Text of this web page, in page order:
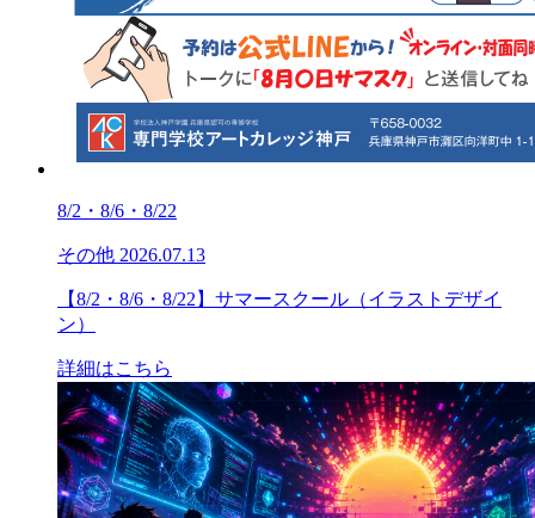
8/2・8/6・8/22
その他 2026.07.13
【8/2・8/6・8/22】サマースクール（イラストデザイ
ン）
詳細はこちら